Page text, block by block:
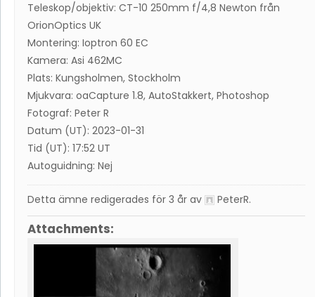
Teleskop/objektiv: CT-10 250mm f/4,8 Newton från
OrionOptics UK
Montering: Ioptron 60 EC
Kamera: Asi 462MC
Plats: Kungsholmen, Stockholm
Mjukvara: oaCapture 1.8, AutoStakkert, Photoshop
Fotograf: Peter R
Datum (UT): 2023-01-31
Tid (UT): 17:52 UT
Autoguidning: Nej
Detta ämne redigerades för 3 år av PeterR.
Attachments: